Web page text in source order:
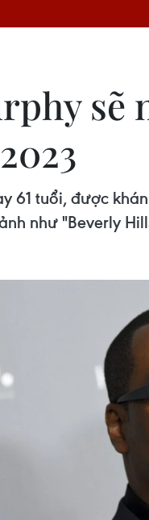
sẽ
61 tuổi, được
như "Beverly